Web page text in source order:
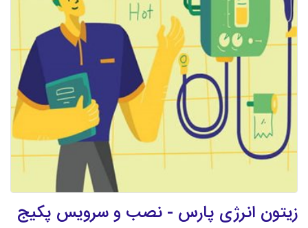
زیتون انرژی پارس - نصب و سرویس پکیج